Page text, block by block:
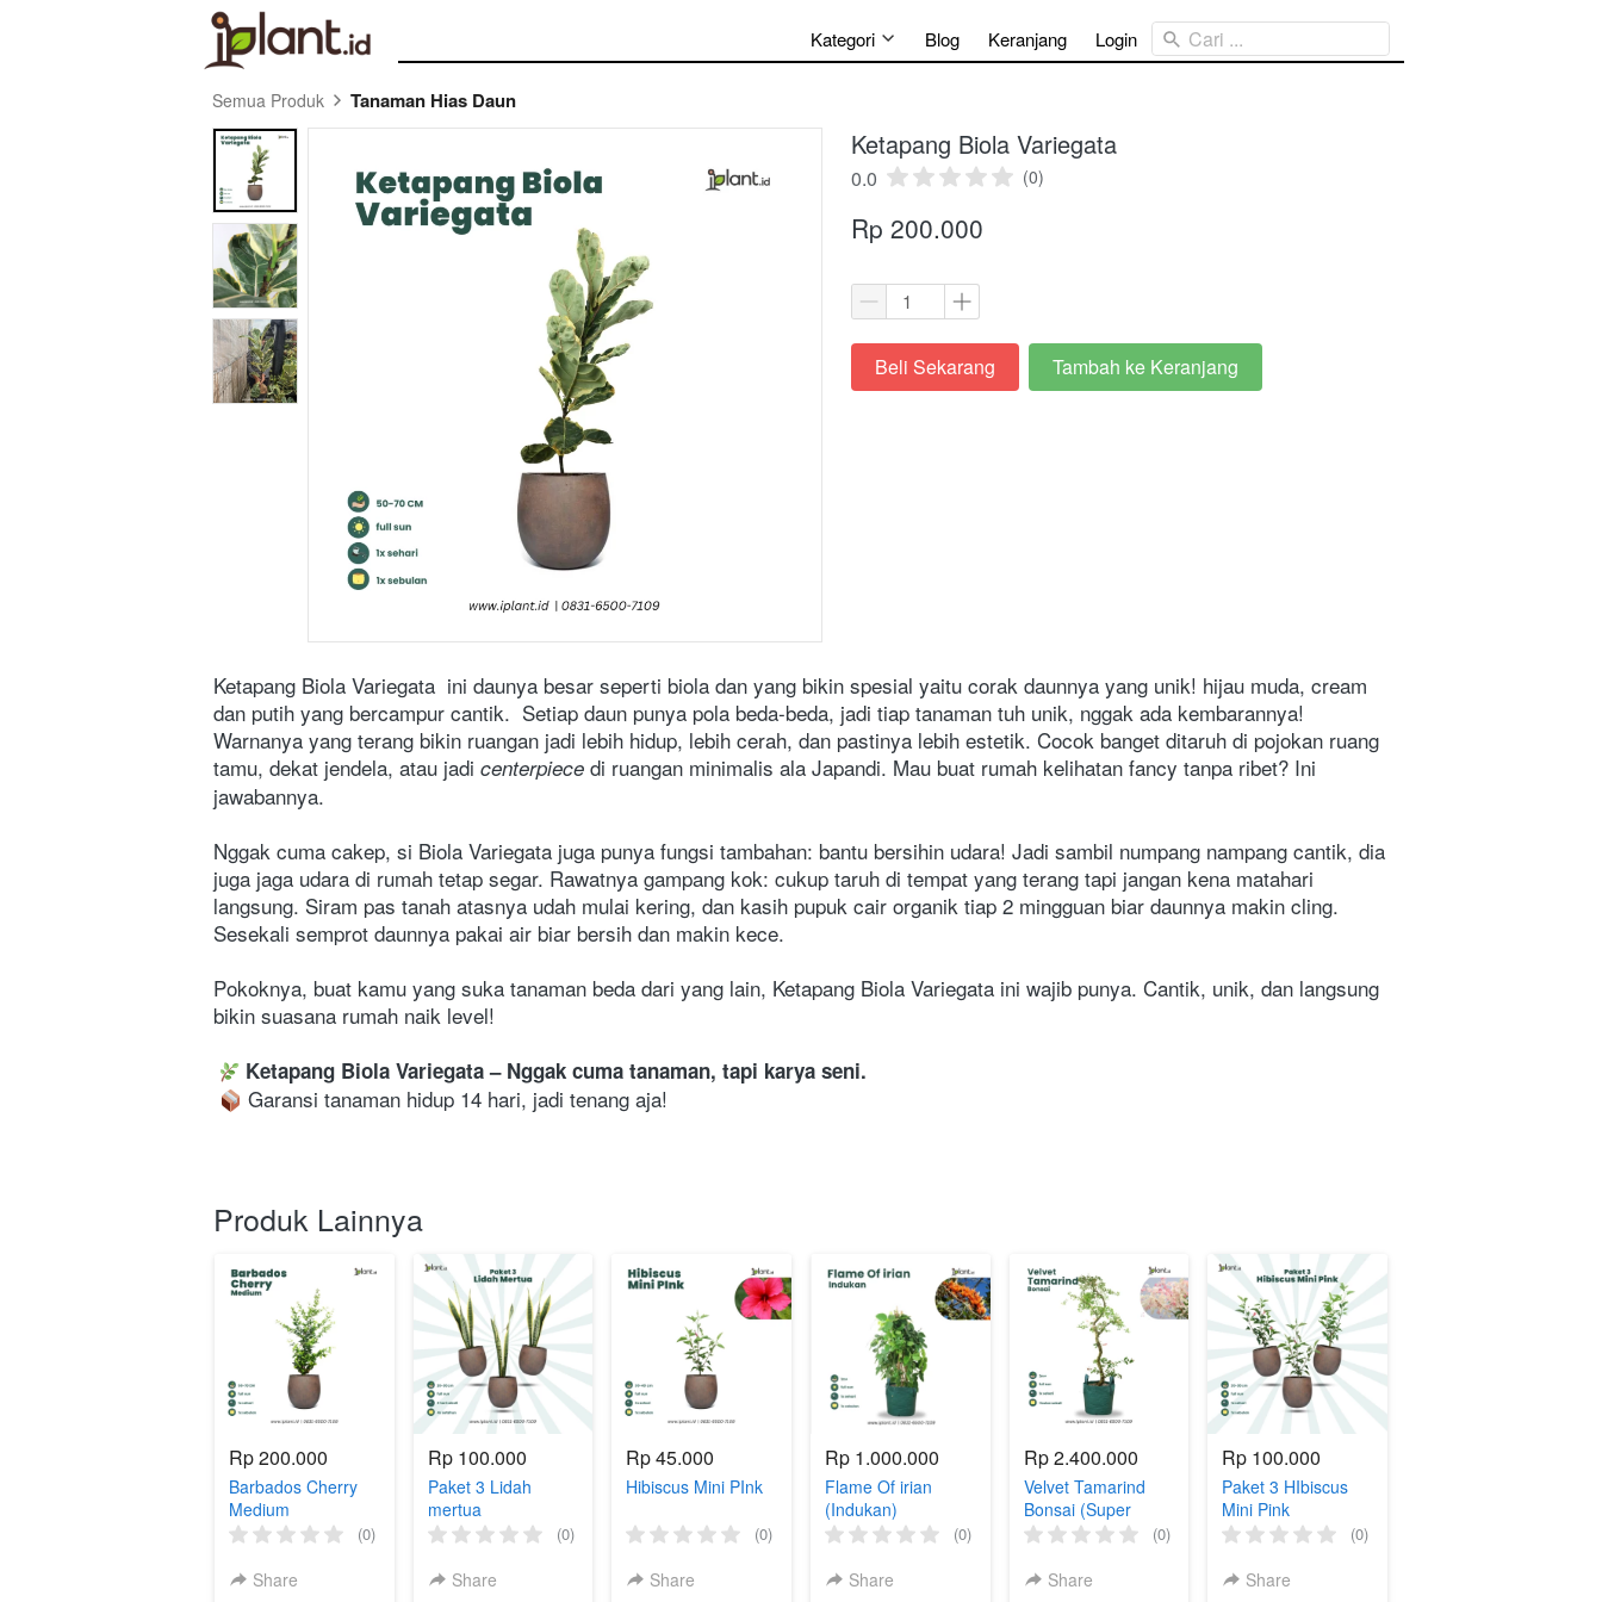
Kategori Blog Keranjang Login Cari ...
Semua Produk Tanaman Hias Daun
Ketapang Biola Variegata
0.0 (0)
Rp 200.000
`Beli Sekarang `
Tambah ke Keranjang
Ketapang Biola Variegata  ini daunya besar seperti biola dan yang bikin spesial yaitu corak daunnya yang unik! hijau muda, cream
dan putih yang bercampur cantik.  Setiap daun punya pola beda-beda, jadi tiap tanaman tuh unik, nggak ada kembarannya!
Warnanya yang terang bikin ruangan jadi lebih hidup, lebih cerah, dan pastinya lebih estetik. Cocok banget ditaruh di pojokan ruang
tamu, dekat jendela, atau jadi centerpiece di ruangan minimalis ala Japandi. Mau buat rumah kelihatan fancy tanpa ribet? Ini
jawabannya.
Nggak cuma cakep, si Biola Variegata juga punya fungsi tambahan: bantu bersihin udara! Jadi sambil numpang nampang cantik, dia
juga jaga udara di rumah tetap segar. Rawatnya gampang kok: cukup taruh di tempat yang terang tapi jangan kena matahari
langsung. Siram pas tanah atasnya udah mulai kering, dan kasih pupuk cair organik tiap 2 mingguan biar daunnya makin cling.
Sesekali semprot daunnya pakai air biar bersih dan makin kece.
Pokoknya, buat kamu yang suka tanaman beda dari yang lain, Ketapang Biola Variegata ini wajib punya. Cantik, unik, dan langsung
bikin suasana rumah naik level!
Ketapang Biola Variegata – Nggak cuma tanaman, tapi karya seni.
Garansi tanaman hidup 14 hari, jadi tenang aja!
Produk Lainnya
Rp 200.000
Barbados Cherry
Medium
(0)
Share
Rp 100.000
Paket 3 Lidah
mertua
(0)
Share
Rp 45.000
Hibiscus Mini PInk
(0)
Share
Rp 1.000.000
Flame Of irian
(Indukan)
(0)
Share
Rp 2.400.000
Velvet Tamarind
Bonsai (Super
Jumbo)
(0)
Share
Rp 100.000
Paket 3 HIbiscus
Mini Pink
(0)
Share